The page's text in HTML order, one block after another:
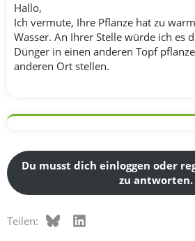
Hallo,
Ich vermute, Ihre Pflanze hat zu
Wasser. An Ihrer Stelle würde ich es
Dünger in einen anderen Topf
anderen Ort stellen.
Du musst dich einloggen oder
zu antworten.
Teilen: BlueskyLinkedIn